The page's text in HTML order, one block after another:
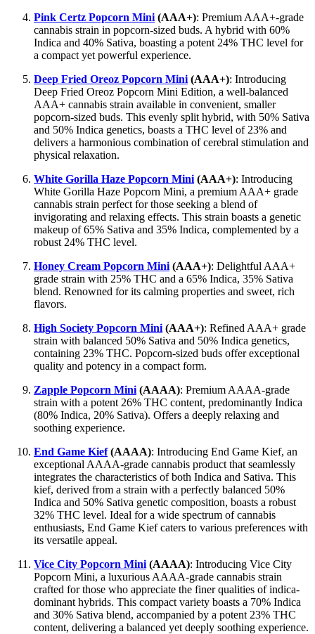
Pink Certz Popcorn Mini (AAA+): Premium AAA+-grade
cannabis strain in popcorn-sized buds. A hybrid with 60%
Indica and 40% Sativa, boasting a potent 24% THC level for
a compact yet powerful experience.
Deep Fried Oreoz Popcorn Mini (AAA+): Introducing
Deep Fried Oreoz Popcorn Mini Edition, a well-balanced
AAA+ cannabis strain available in convenient, smaller
popcorn-sized buds. This evenly split hybrid, with 50% Sativa
and 50% Indica genetics, boasts a THC level of 23% and
delivers a harmonious combination of cerebral stimulation and
physical relaxation.
White Gorilla Haze Popcorn Mini (AAA+): Introducing
White Gorilla Haze Popcorn Mini, a premium AAA+ grade
cannabis strain perfect for those seeking a blend of
invigorating and relaxing effects. This strain boasts a genetic
makeup of 65% Sativa and 35% Indica, complemented by a
robust 24% THC level.
Honey Cream Popcorn Mini (AAA+): Delightful AAA+
grade strain with 25% THC and a 65% Indica, 35% Sativa
blend. Renowned for its calming properties and sweet, rich
flavors.
High Society Popcorn Mini (AAA+): Refined AAA+ grade
strain with balanced 50% Sativa and 50% Indica genetics,
containing 23% THC. Popcorn-sized buds offer exceptional
quality and potency in a compact form.
Zapple Popcorn Mini (AAAA): Premium AAAA-grade
strain with a potent 26% THC content, predominantly Indica
(80% Indica, 20% Sativa). Offers a deeply relaxing and
soothing experience.
End Game Kief(AAAA): Introducing End Game Kief, an
exceptional AAAA-grade cannabis product that seamlessly
integrates the characteristics of both Indica and Sativa. This
kief, derived from a strain with a perfectly balanced 50%
Indica and 50% Sativa genetic composition, boasts a robust
32% THC level. Ideal for a wide spectrum of cannabis
enthusiasts, End Game Kief caters to various preferences with
its versatile appeal.
Vice City Popcorn Mini (AAAA): Introducing Vice City
Popcorn Mini, a luxurious AAAA-grade cannabis strain
crafted for those who appreciate the finer qualities of indica-
dominant hybrids. This compact variety boasts a 70% Indica
and 30% Sativa blend, accompanied by a potent 23% THC
content, delivering a balanced yet deeply soothing experience.